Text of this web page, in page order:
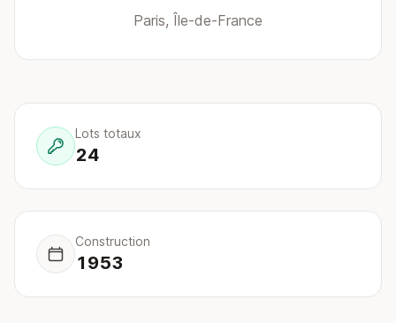
Paris, Île-de-France
Lots totaux
24
Construction
1953